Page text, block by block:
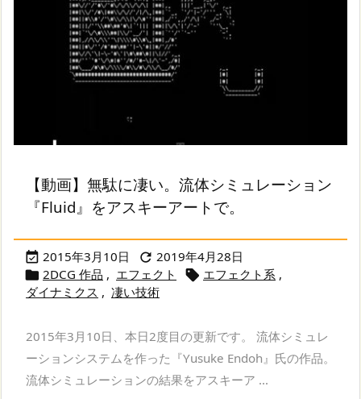
【動画】無駄に凄い。流体シミュレーション
『Fluid』をアスキーアートで。
 2015年3月10日  2019年4月28日
 2DCG 作品 , エフェクト  エフェクト系 ,
ダイナミクス , 凄い技術
2015年3月10日、本日2度目の更新です。 流体シミュレ
ーションシステムを作った『Yusuke Endoh』氏の作品。
流体シミュレーションの結果をアスキーア ...